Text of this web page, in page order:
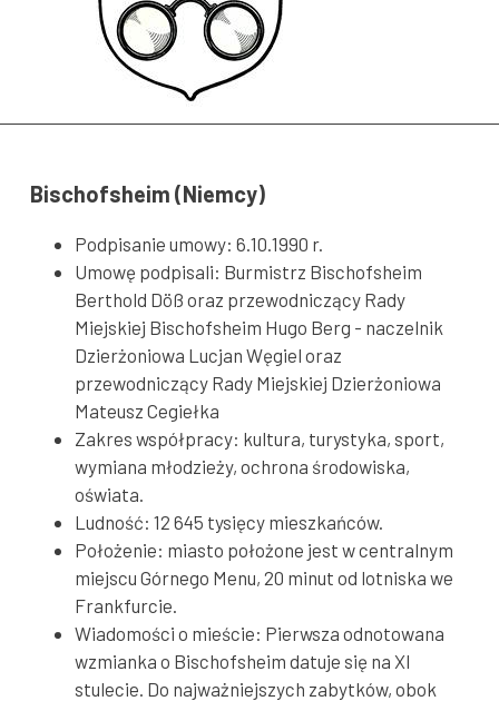
Bischofsheim (Niemcy)
Podpisanie umowy: 6.10.1990 r.
Umowę podpisali: Burmistrz Bischofsheim
Berthold Döß oraz przewodniczący Rady
Miejskiej Bischofsheim Hugo Berg - naczelnik
Dzierżoniowa Lucjan Węgiel oraz
przewodniczący Rady Miejskiej Dzierżoniowa
Mateusz Cegiełka
Zakres współpracy: kultura, turystyka, sport,
wymiana młodzieży, ochrona środowiska,
oświata.
Ludność: 12 645 tysięcy mieszkańców.
Położenie: miasto położone jest w centralnym
miejscu Górnego Menu, 20 minut od lotniska we
Frankfurcie.
Wiadomości o mieście: Pierwsza odnotowana
wzmianka o Bischofsheim datuje się na XI
stulecie. Do najważniejszych zabytków, obok